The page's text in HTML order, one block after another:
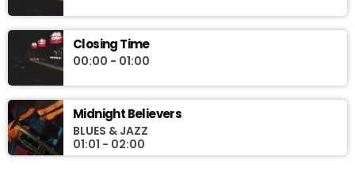
Closing Time
00:00 - 01:00
Midnight Believers
BLUES & JAZZ
01:01 - 02:00